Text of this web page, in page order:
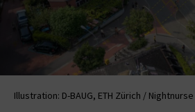
Illustration: D-BAUG, ETH Zürich /